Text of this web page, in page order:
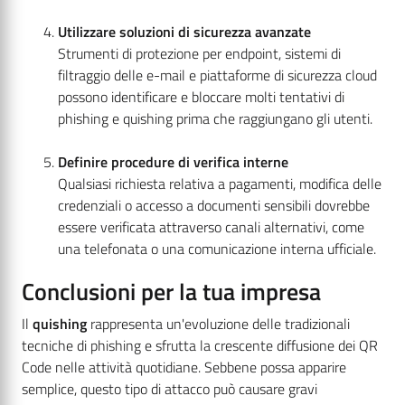
Utilizzare soluzioni di sicurezza avanzate
Strumenti di protezione per endpoint, sistemi di
filtraggio delle e-mail e piattaforme di sicurezza cloud
possono identificare e bloccare molti tentativi di
phishing e quishing prima che raggiungano gli utenti.
Definire procedure di verifica interne
Qualsiasi richiesta relativa a pagamenti, modifica delle
credenziali o accesso a documenti sensibili dovrebbe
essere verificata attraverso canali alternativi, come
una telefonata o una comunicazione interna ufficiale.
Conclusioni per la tua impresa
Il quishing rappresenta un'evoluzione delle tradizionali
tecniche di phishing e sfrutta la crescente diffusione dei QR
Code nelle attività quotidiane. Sebbene possa apparire
semplice, questo tipo di attacco può causare gravi